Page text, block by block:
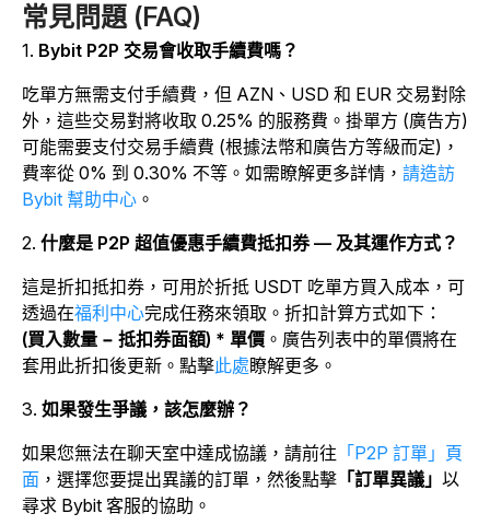
常見問題 (FAQ)
1. Bybit P2P 交易會收取手續費嗎？
吃單方無需支付手續費，但 AZN、USD 和 EUR 交易對除
外，這些交易對將收取 0.25% 的服務費 。掛單方 (廣告方)
可能需要支付交易手續費 (根據法幣和廣告方等級而定)，
費率從 0% 到 0.30% 不等。如需瞭解更多詳情， 請造訪
Bybit 幫助中心 。
2. 什麼是 P2P 超值優惠手續費抵扣券 — 及其運作方式？
這是折扣抵扣券，可用於折抵 USDT 吃單方買入成本，可
透過在福利中心完成任務來領取。折扣計算方式如下：
(買入數量 − 抵扣券面額) * 單價 。廣告列表中的單價將在
套用此折扣後更新。點擊此處瞭解更多。
3. 如果發生爭議，該怎麼辦？
如果您無法在聊天室中達成協議，請前往 「P2P 訂單」頁
面 ，選擇您要提出異議的訂單，然後點擊 「訂單異議」 以
尋求 Bybit 客服的協助。